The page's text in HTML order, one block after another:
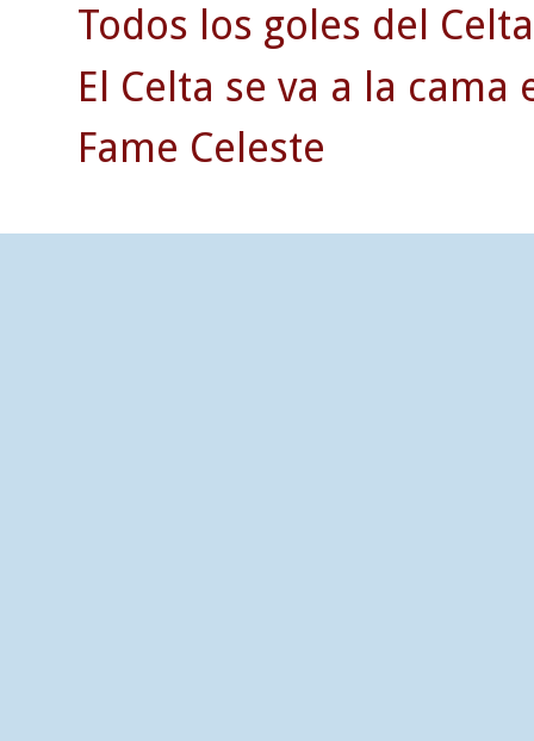
Todos los goles del
El Celta se va a la
Fame Celeste